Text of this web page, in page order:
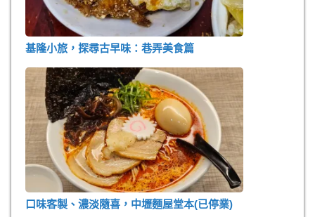
基隆小旅，探尋古早味：巷弄美食篇
口味客製、濃淡隨喜，中壢麵屋堂本(已停業)